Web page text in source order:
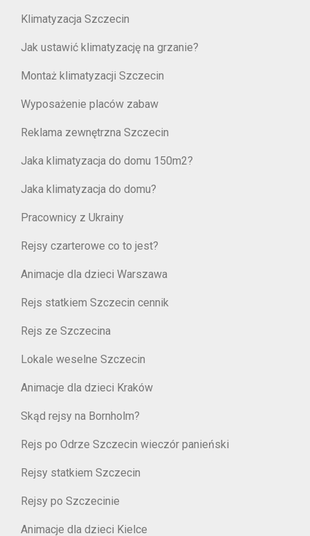
Klimatyzacja Szczecin
Jak ustawić klimatyzację na grzanie?
Montaż klimatyzacji Szczecin
Wyposażenie placów zabaw
Reklama zewnętrzna Szczecin
Jaka klimatyzacja do domu 150m2?
Jaka klimatyzacja do domu?
Pracownicy z Ukrainy
Rejsy czarterowe co to jest?
Animacje dla dzieci Warszawa
Rejs statkiem Szczecin cennik
Rejs ze Szczecina
Lokale weselne Szczecin
Animacje dla dzieci Kraków
Skąd rejsy na Bornholm?
Rejs po Odrze Szczecin wieczór panieński
Rejsy statkiem Szczecin
Rejsy po Szczecinie
Animacje dla dzieci Kielce